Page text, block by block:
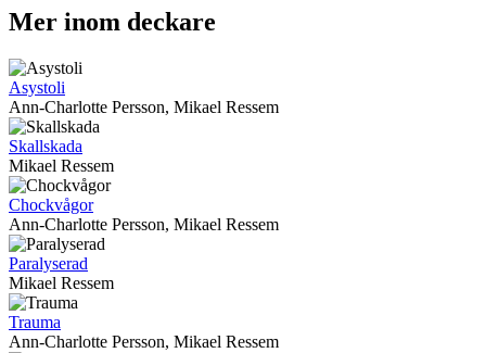
Mer inom deckare
Asystoli
Ann-Charlotte Persson, Mikael Ressem
Skallskada
Mikael Ressem
Chockvågor
Ann-Charlotte Persson, Mikael Ressem
Paralyserad
Mikael Ressem
Trauma
Ann-Charlotte Persson, Mikael Ressem